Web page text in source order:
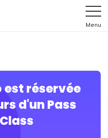
Menu
réservée
d'un Pass